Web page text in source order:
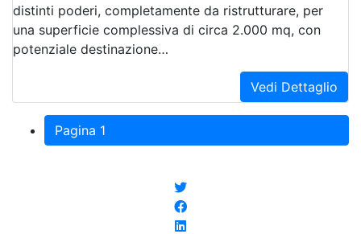
distinti poderi, completamente da ristrutturare, per
una superficie complessiva di circa 2.000 mq, con
potenziale destinazione…
Vedi Dettaglio
Pagina 1